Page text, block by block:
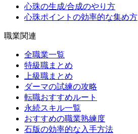
心珠の生成/合成のやり方
心珠ポイントの効率的な集め方
職業関連
全職業一覧
特級職まとめ
上級職まとめ
ダーマの試練の攻略
転職おすすめルート
永続スキル一覧
おすすめの職業熟練度
石版の効率的な入手方法